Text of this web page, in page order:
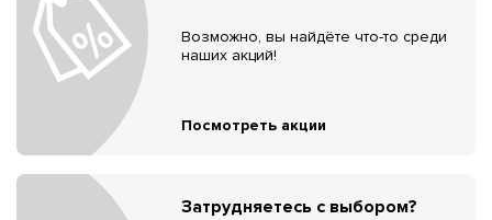
Возможно, вы найдёте что-то среди
наших акций!
Посмотреть акции
Затрудняетесь с выбором?